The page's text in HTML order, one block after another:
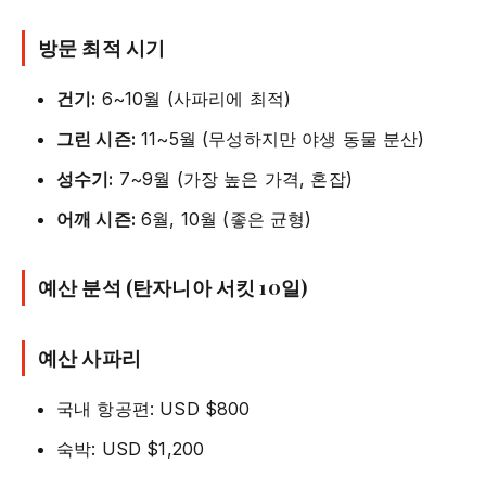
방문 최적 시기
건기: 6~10월 (사파리에 최적)
그린 시즌: 11~5월 (무성하지만 야생 동물 분산)
성수기: 7~9월 (가장 높은 가격, 혼잡)
어깨 시즌: 6월, 10월 (좋은 균형)
예산 분석 (탄자니아 서킷 10일)
예산 사파리
국내 항공편: USD $800
숙박: USD $1,200